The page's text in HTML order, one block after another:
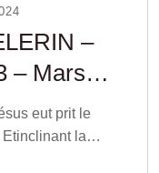
–
– Mars
eut prit le
Etinclinant la…